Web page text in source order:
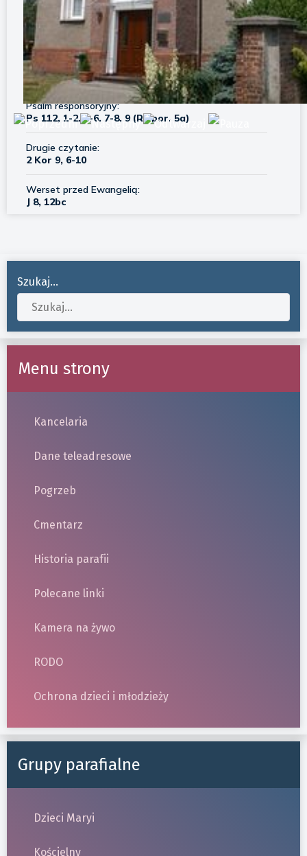
Szukaj...
Menu strony
Kancelaria
Dane teleadresowe
Pogrzeb
Cmentarz
Historia parafii
Polecane linki
Kamera na żywo
RODO
Ochrona dzieci i młodzieży
Grupy parafialne
Dzieci Maryi
Kościelny